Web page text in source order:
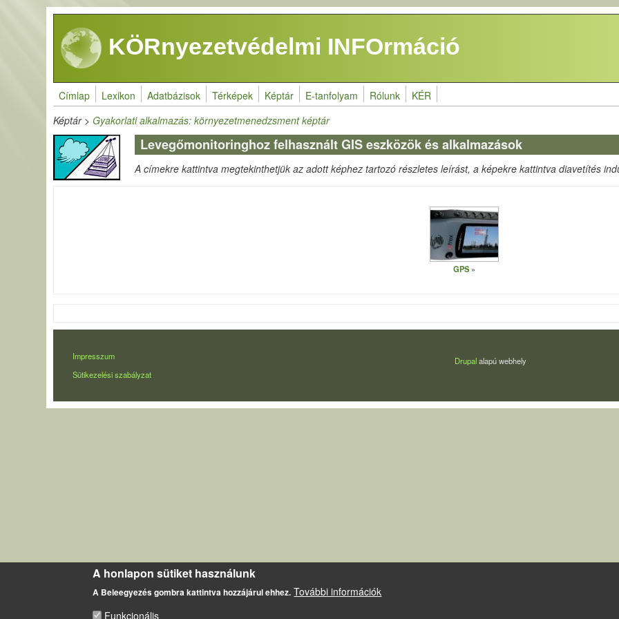
Ugrás a tartalomra
KÖRnyezetvédelmi INFOrmáció
Címlap Lexikon Adatbázisok Térképek Képtár E-tanfolyam Rólunk KÉR
Képtár>Gyakorlati alkalmazás: környezetmenedzsment képtár
Levegőmonitoringhoz felhasznált GIS eszközök és alkalmazások
A címekre kattintva megtekinthetjük az adott képhez tartozó részletes leírást, a képekre kattintva diavetítés
GPS
LÁBLÉC
Impresszum
Sütikezelési szabályzat
Drupalalapú webhely
A honlapon sütiket használunk
A Beleegyezés gombra kattintva hozzájárul ehhez. További információk
Funkcionális